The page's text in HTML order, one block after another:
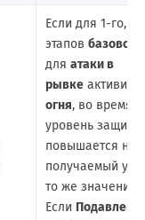
Если для 1-го,
этапов базовой
для атаки в
рывке
огня, во время
уровень
повышается на
получаемый
то же значение.
Если